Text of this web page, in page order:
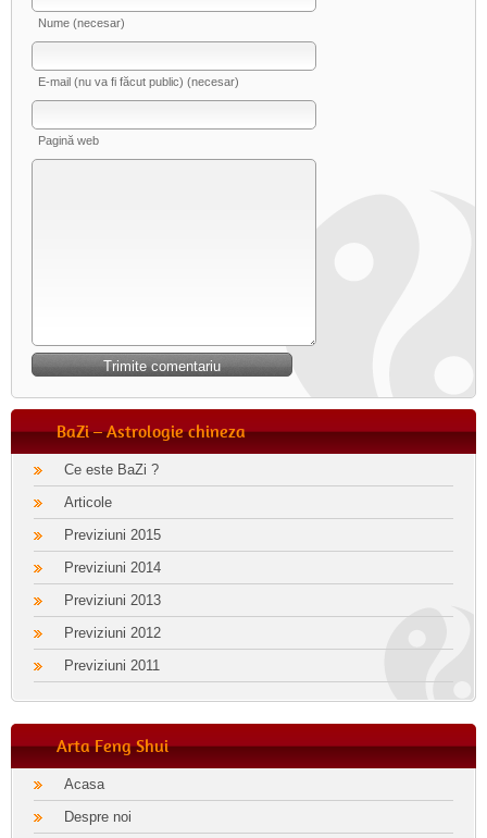
Nume (necesar)
E-mail (nu va fi făcut public) (necesar)
Pagină web
BaZi – Astrologie chineza
Ce este BaZi ?
Articole
Previziuni 2015
Previziuni 2014
Previziuni 2013
Previziuni 2012
Previziuni 2011
Arta Feng Shui
Acasa
Despre noi